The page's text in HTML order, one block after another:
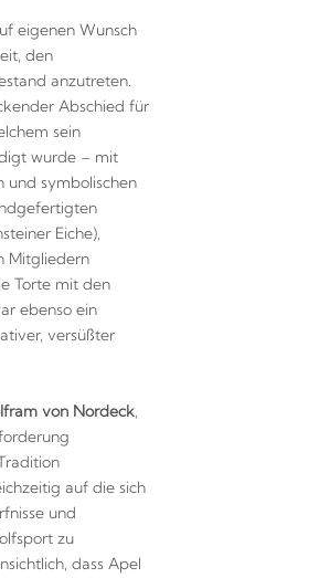
eigenen Wunsch
den
anzutreten.
Abschied für
sein
wurde – mit
und symbolischen
Eiche),
Mitgliedern
Torte mit den
ebenso ein
versüßter
von Nordeck,
auf die sich
und
zu
dass Apel